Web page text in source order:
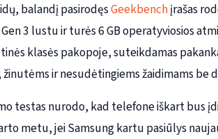
balandį pasirodęsGeekbenchįrašas
3 lustu ir turės 6 GB operatyviosios
klasės pakopoje, suteikdamas
ir nesudėtingiems žaidimams be
testas nurodo, kad telefone iškart bus
metu, jei Samsung kartu pasiūlys